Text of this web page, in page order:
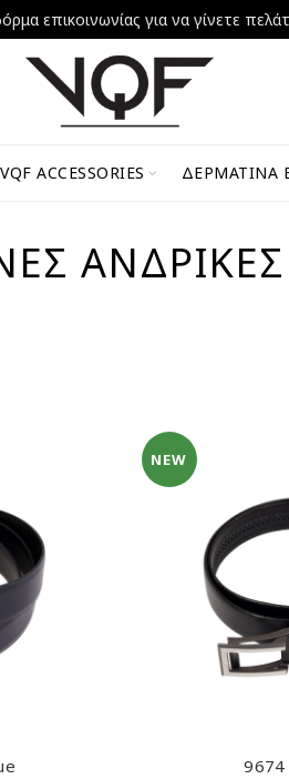
VQF ACCESSORIES ΔΕΡΜΆΤΙΝΑ
NEW
επικοινωνίας για να γίνετε